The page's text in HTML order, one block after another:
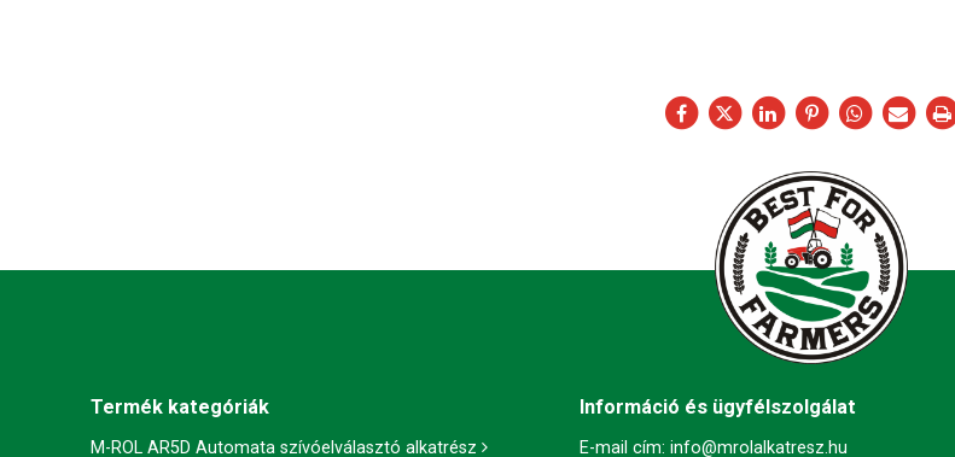
Termék kategóriák
M-ROL AR5D Automata szívóelválasztó alkatrész
Információ és ügyfélszolgálat
E-mail cím:info@mrolalkatresz.hu